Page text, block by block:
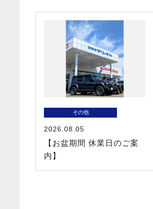
その他
2026.08.05
【お盆期間 休業日のご案
内】